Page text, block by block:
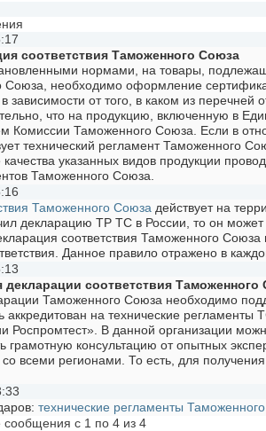
соответствия Таможенного Союза
нормами, на товары,
необходимо оформление
зависимости от того, в каком из
что на продукцию, включенную в
Комиссии Таможенного Союза. Если в
технический регламент Таможенного
указанных видов продукции
Таможенного Союза.
Таможенного Союза действует на
декларацию ТР ТС в России, то он
соответствия Таможенного
Данное правило отражено в
декларации соответствия Таможенного
Таможенного Союза необходимо
аккредитован на технические
Роспромтест». В данной организации
грамотную консультацию от опытных
всеми регионами. То есть, для
технические регламенты
сообщения с 1 по 4 из 4